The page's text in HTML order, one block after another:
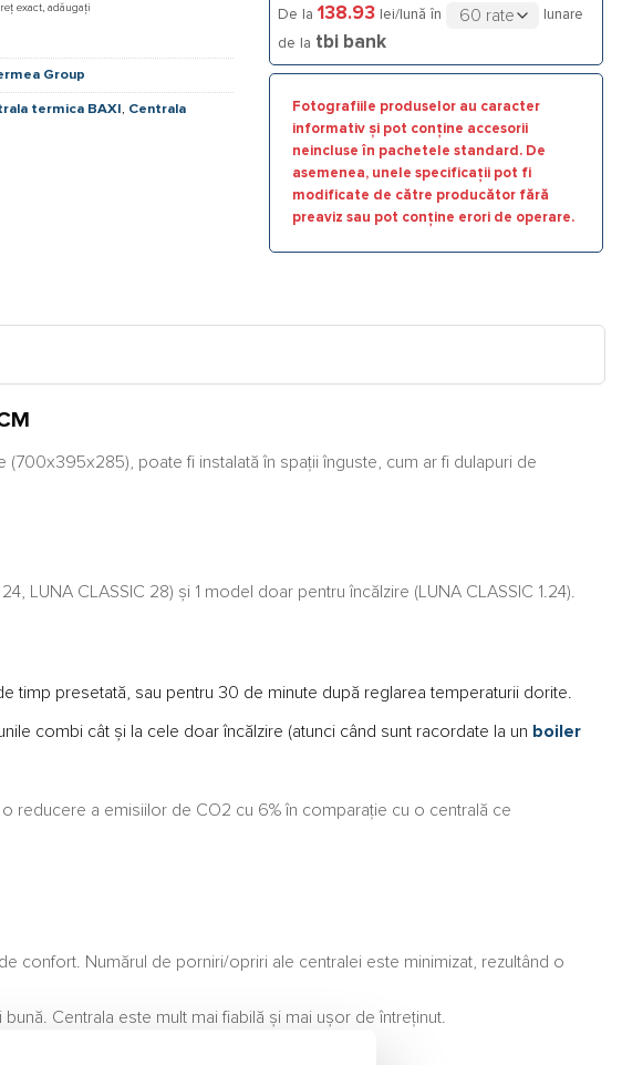
exact, adăugați
Group
termica BAXI
Centrala
De la 138.93 lei/lună în
lunare
de la tbi bank
Fotografiile produselor au caracter
informativ și pot conține accesorii
neincluse în pachetele standard. De
asemenea, unele specificații pot fi
modificate de către producător fără
preaviz sau pot conține erori de operare.
poate fi instalată în spații înguste, cum ar fi dulapuri de
LUNA CLASSIC 28) și 1 model doar pentru încălzire (LUNA CLASSIC 1.24).
timp presetată, sau pentru 30 de minute după reglarea temperaturii dorite.
combi cât și la cele doar încălzire (atunci când sunt racordate la un boiler
reducere a emisiilor de CO2 cu 6% în comparație cu o centrală ce
confort. Numărul de porniri/opriri ale centralei este minimizat, rezultând o
Centrala este mult mai fiabilă și mai ușor de întreținut.